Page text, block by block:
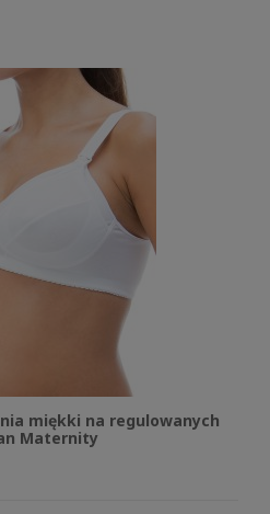
miękki na regulowanych
Maternity